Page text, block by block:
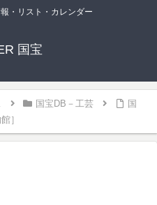
・リスト・カレンダー
国宝
国宝DB－工芸
国
］